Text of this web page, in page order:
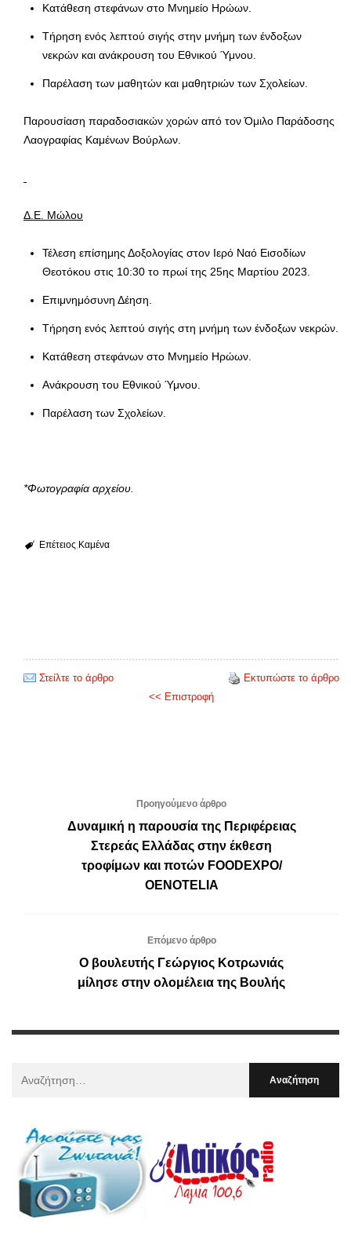
Κατάθεση στεφάνων στο Μνημείο Ηρώων.
Τήρηση ενός λεπτού σιγής στην μνήμη των ένδοξων
νεκρών και ανάκρουση του Εθνικού Ύμνου.
Παρέλαση των μαθητών και μαθητριών των Σχολείων.
Παρουσίαση παραδοσιακών χορών από τον Όμιλο Παράδοσης
Λαογραφίας Καμένων Βούρλων.
Δ.Ε. Μώλου
Τέλεση επίσημης Δοξολογίας στον Ιερό Ναό Εισοδίων
Θεοτόκου στις 10:30 το πρωί της 25ης Μαρτίου 2023.
Επιμνημόσυνη Δέηση.
Τήρηση ενός λεπτού σιγής στη μνήμη των ένδοξων νεκρών.
Κατάθεση στεφάνων στο Μνημείο Ηρώων.
Ανάκρουση του Εθνικού Ύμνου.
Παρέλαση των Σχολείων.
*Φωτογραφία αρχείου.
Επέτειος Καμένα
Στείλτε το άρθρο
Εκτυπώστε το άρθρο
<< Επιστροφή
Προηγούμενο άρθρο
Δυναμική η παρουσία της Περιφέρειας
Στερεάς Ελλάδας στην έκθεση
τροφίμων και ποτών FOODEXPO/
OENOTELIA
Επόμενο άρθρο
O βουλευτής Γεώργιος Κοτρωνιάς
μίλησε στην ολομέλεια της Βουλής